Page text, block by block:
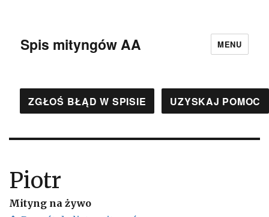
Spis mityngów AA MENU
ZGŁOŚ BŁĄD W SPISIE UZYSKAJ POMOC
Piotr
Mityng na żywo